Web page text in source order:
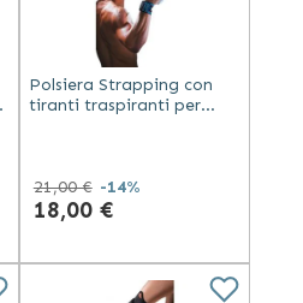
Polsiera Strapping con
tiranti traspiranti per
21,00 € -14%
18,00 €